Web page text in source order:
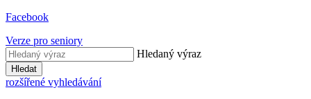
Facebook
Verze pro seniory
Hledaný výraz
Hledat
rozšířené vyhledávání